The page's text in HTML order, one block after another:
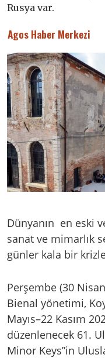
Rusya var.
Agos Haber Merkezi
Dünyanın en eski
sanat ve mimarlık
günler kala bir
Perşembe (30
Bienal yönetimi,
Mayıs–22 Kasım
düzenlenecek 61.
Minor Keys”in